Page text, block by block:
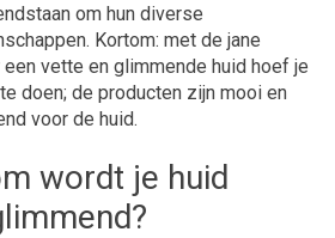
om hun diverse
Kortom: met de jane
vette en glimmende huid hoef je
doen; de producten zijn mooi en
voor de huid.
wordt je huid